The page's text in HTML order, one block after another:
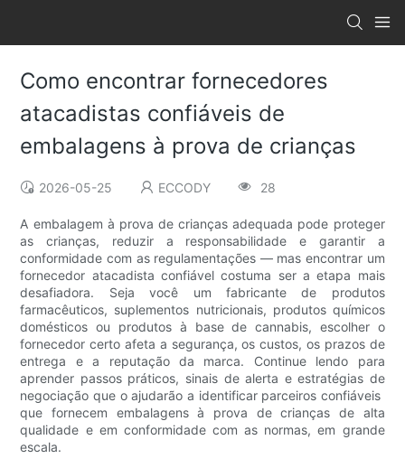
Como encontrar fornecedores
atacadistas confiáveis ​​de
embalagens à prova de crianças
2026-05-25 ECCODY 28
A embalagem à prova de crianças adequada pode proteger
as crianças, reduzir a responsabilidade e garantir a
conformidade com as regulamentações — mas encontrar um
fornecedor atacadista confiável costuma ser a etapa mais
desafiadora. Seja você um fabricante de produtos
farmacêuticos, suplementos nutricionais, produtos químicos
domésticos ou produtos à base de cannabis, escolher o
fornecedor certo afeta a segurança, os custos, os prazos de
entrega e a reputação da marca. Continue lendo para
aprender passos práticos, sinais de alerta e estratégias de
negociação que o ajudarão a identificar parceiros confiáveis ​​
que fornecem embalagens à prova de crianças de alta
qualidade e em conformidade com as normas, em grande
escala.